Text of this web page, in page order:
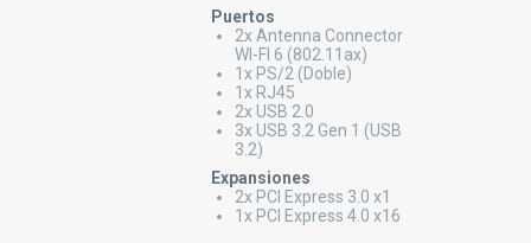
Puertos
2x Antenna Connector
WI-FI 6 (802.11ax)
1x PS/2 (Doble)
1x RJ45
2x USB 2.0
3x USB 3.2 Gen 1 (USB
3.2)
Expansiones
2x PCI Express 3.0 x1
1x PCI Express 4.0 x16